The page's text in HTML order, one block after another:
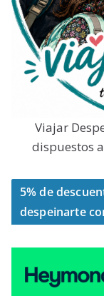
Viajar
dispuestos
5% de
despeinarte